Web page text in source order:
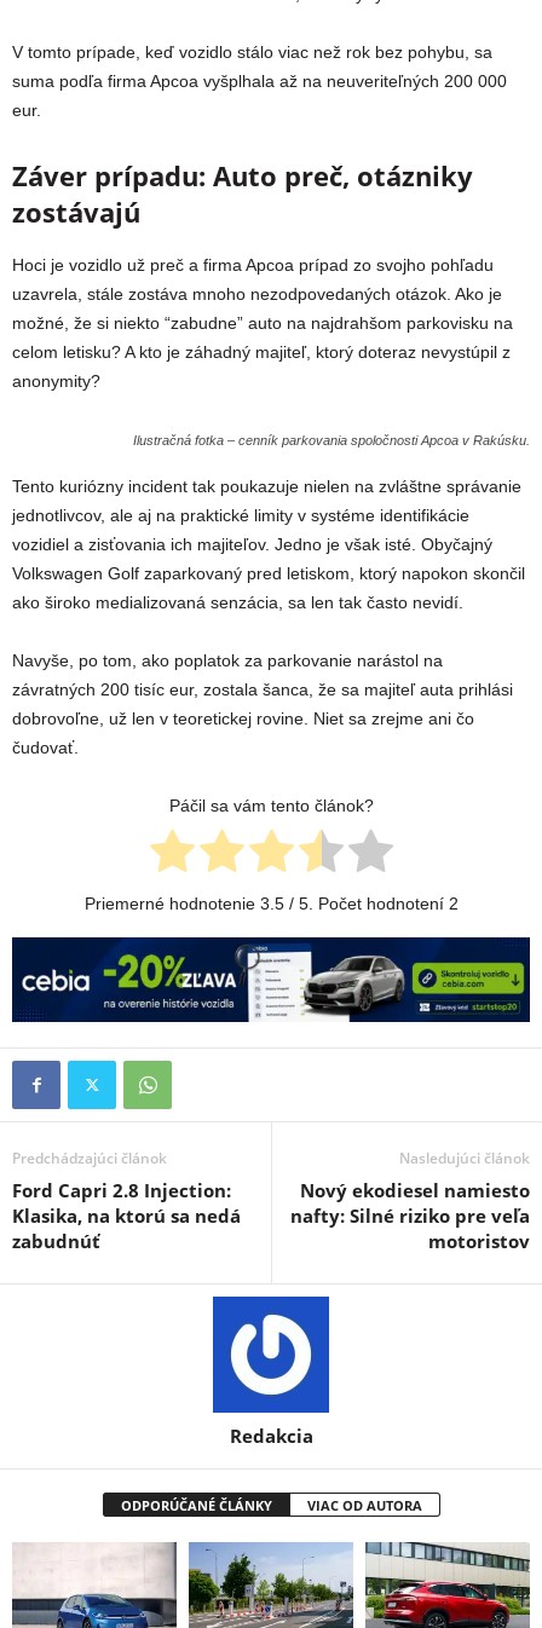
V tomto prípade, keď vozidlo stálo viac než rok bez pohybu, sa
suma podľa firma Apcoa vyšplhala až na neuveriteľných 200 000
eur.
Záver prípadu: Auto preč, otázniky
zostávajú
Hoci je vozidlo už preč a firma Apcoa prípad zo svojho pohľadu
uzavrela, stále zostáva mnoho nezodpovedaných otázok. Ako je
možné, že si niekto “zabudne” auto na najdrahšom parkovisku na
celom letisku? A kto je záhadný majiteľ, ktorý doteraz nevystúpil z
anonymity?
Ilustračná fotka – cenník parkovania spoločnosti Apcoa v Rakúsku.
Tento kuriózny incident tak poukazuje nielen na zvláštne správanie
jednotlivcov, ale aj na praktické limity v systéme identifikácie
vozidiel a zisťovania ich majiteľov. Jedno je však isté. Obyčajný
Volkswagen Golf zaparkovaný pred letiskom, ktorý napokon skončil
ako široko medializovaná senzácia, sa len tak často nevidí.
Navyše, po tom, ako poplatok za parkovanie narástol na
závratných 200 tisíc eur, zostala šanca, že sa majiteľ auta prihlási
dobrovoľne, už len v teoretickej rovine. Niet sa zrejme ani čo
čudovať.
Páčil sa vám tento článok?
Priemerné hodnotenie 3.5/ 5. Počet hodnotení 2
Predchádzajúci článok
Ford Capri 2.8 Injection:
Klasika, na ktorú sa nedá
zabudnúť
Nasledujúci článok
Nový ekodiesel namiesto
nafty: Silné riziko pre veľa
motoristov
Redakcia
ODPORÚČANÉ ČLÁNKY VIAC OD AUTORA